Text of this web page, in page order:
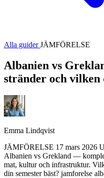
Alla guiderJÄMFÖRELSE
Albanien vs
stränder och vilken
Emma Lindqvist
JÄMFÖRELSE 17 mars 2026
Albanien vs Grekland —
mat, kultur och infrastruktur.
din semester bäst? jamforelse